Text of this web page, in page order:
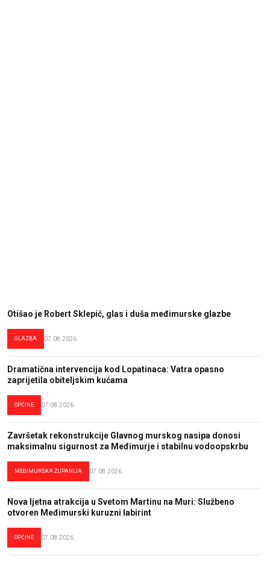
Otišao je Robert Sklepić, glas i duša međimurske glazbe
GLAZBA 07.08.2026.
Dramatična intervencija kod Lopatinaca: Vatra opasno
zaprijetila obiteljskim kućama
OPĆINE 07.08.2026.
Završetak rekonstrukcije Glavnog murskog nasipa donosi
maksimalnu sigurnost za Međimurje i stabilnu vodoopskrbu
MEĐIMURSKA ŽUPANIJA 07.08.2026.
Nova ljetna atrakcija u Svetom Martinu na Muri: Službeno
otvoren Međimurski kuruzni labirint
OPĆINE 07.08.2026.